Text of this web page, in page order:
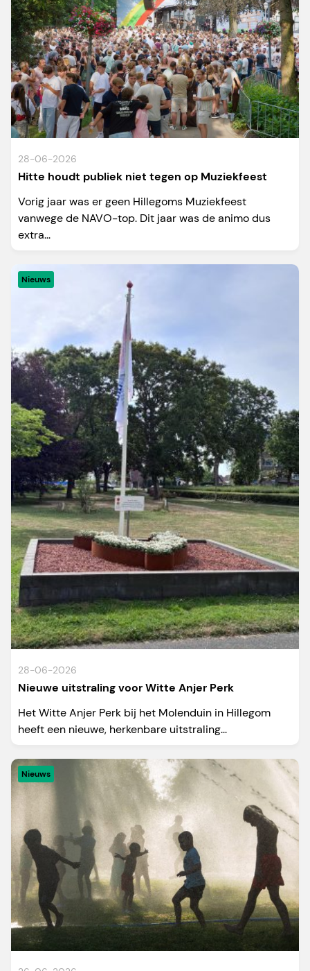
28-06-2026
Hitte houdt publiek niet tegen op Muziekfeest
Vorig jaar was er geen Hillegoms Muziekfeest
vanwege de NAVO-top. Dit jaar was de animo dus
extra...
Nieuws
28-06-2026
Nieuwe uitstraling voor Witte Anjer Perk
Het Witte Anjer Perk bij het Molenduin in Hillegom
heeft een nieuwe, herkenbare uitstraling...
Nieuws